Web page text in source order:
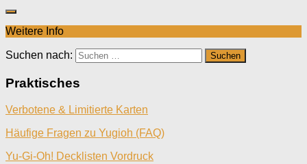
Weitere Info
Suchen nach:
Praktisches
Verbotene & Limitierte Karten
Häufige Fragen zu Yugioh (FAQ)
Yu-Gi-Oh! Decklisten Vordruck